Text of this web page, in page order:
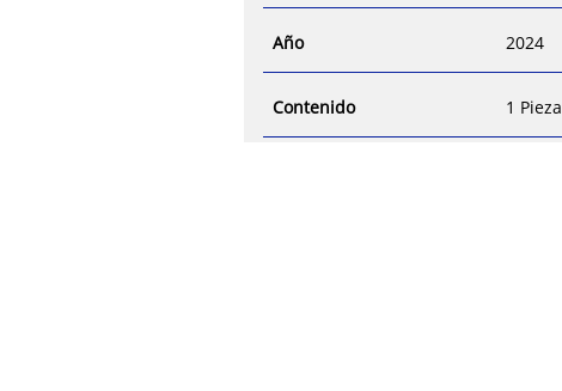
Año 2024
Contenido 1 Pieza